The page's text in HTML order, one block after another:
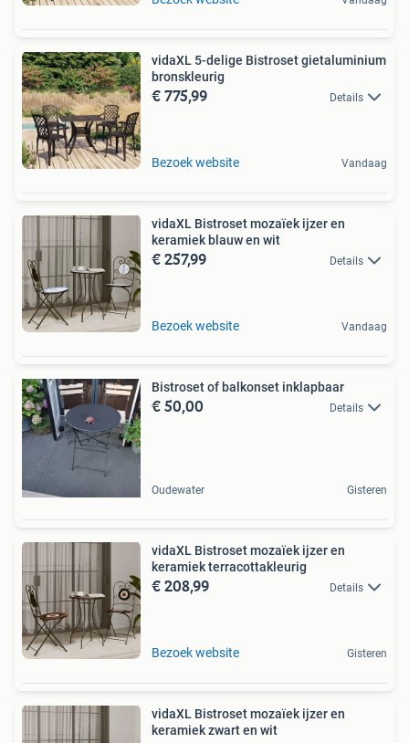
vidaXL 5-delige Bistroset gietaluminium
bronskleurig
€ 775,99 Details
Bezoek website Vandaag
vidaXL Bistroset mozaïek ijzer en
keramiek blauw en wit
€ 257,99 Details
Bezoek website Vandaag
Bistroset of balkonset inklapbaar
€ 50,00 Details
Oudewater Gisteren
vidaXL Bistroset mozaïek ijzer en
keramiek terracottakleurig
€ 208,99 Details
Bezoek website Gisteren
vidaXL Bistroset mozaïek ijzer en
keramiek zwart en wit